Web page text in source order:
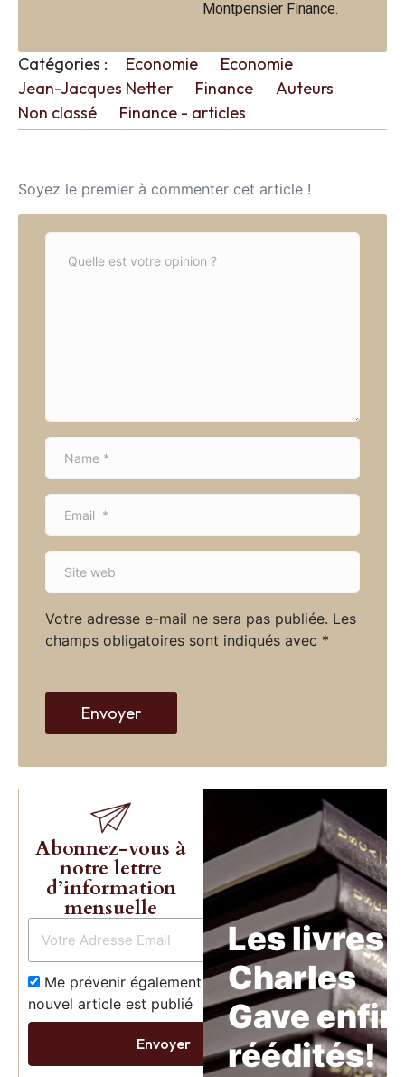
Montpensier Finance.
Catégories : Economie
Economie
Jean-Jacques Netter
Finance
Auteurs
Non classé
Finance - articles
Soyez le premier à commenter cet article !
Votre adresse e-mail ne sera pas publiée. Les
champs obligatoires sont indiqués avec *
C
N
m
*
E
a
l
*
S
e
w
b
Envoyer
Abonnez-vous à
notre lettre
d’information
mensuelle
Me prévenir également dès qu’un
nouvel article est publié
Envoyer
Les livres
Charles
Gave enfin
réédités!